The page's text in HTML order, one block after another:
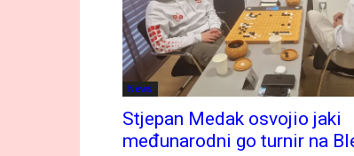
News
Stjepan Medak osvojio jaki
međunarodni go turnir na